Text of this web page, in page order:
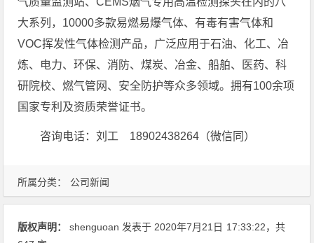
大系列，10000多款易燃易爆气体、有毒有害气体和
VOC挥发性气体检测产品，广泛应用于石油、化工、冶
炼、电力、环保、消防、煤炭、冶金、船舶、医药、科
研院校、燃气管网、安全防护等众多领域。拥有100余项
国家专利及资质荣誉证书。
咨询电话：刘工 18902438264（微信同）
所属分类： 公司新闻
版权声明： shenguoan 发表于 2020年7月21日 17:33:22，共